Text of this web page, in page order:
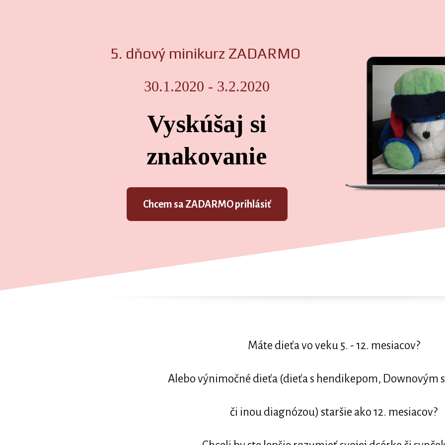
5. dňový minikurz ZADARMO
30.1.2020 - 3.2.2020
Vyskúšaj si
znakovanie
Chcem sa ZADARMO prihlásiť
Máte dieťa vo veku 5. - 12. mesiacov?
Alebo výnimočné dieťa (dieťa s hendikepom, Downovým
či inou diagnózou) staršie ako 12. mesiacov?